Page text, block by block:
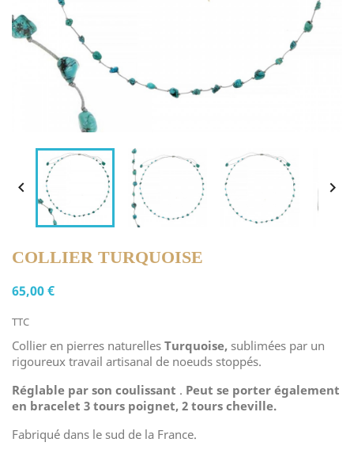
 
COLLIER TURQUOISE
65,00 €
TTC
Collier en pierres naturelles Turquoise, sublimées par un
rigoureux travail artisanal de noeuds stoppés.
Réglable par son coulissant . Peut se porter également
en bracelet 3 tours poignet, 2 tours cheville.
Fabriqué dans le sud de la France.